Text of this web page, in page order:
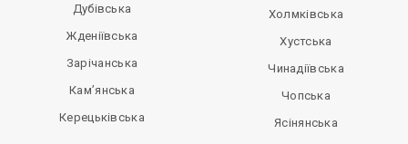
Дубівська
Жденіївська
Зарічанська
Кам’янська
Керецьківська
Холмківська
Хустська
Чинадіївська
Чопська
Ясінянська